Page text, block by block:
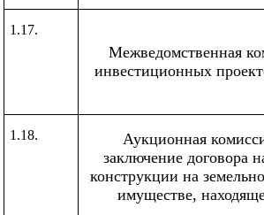
1.17.
Межведомственная
инвестиционных
1.18.
Аукционная
заключение договора
конструкции на
имуществе,